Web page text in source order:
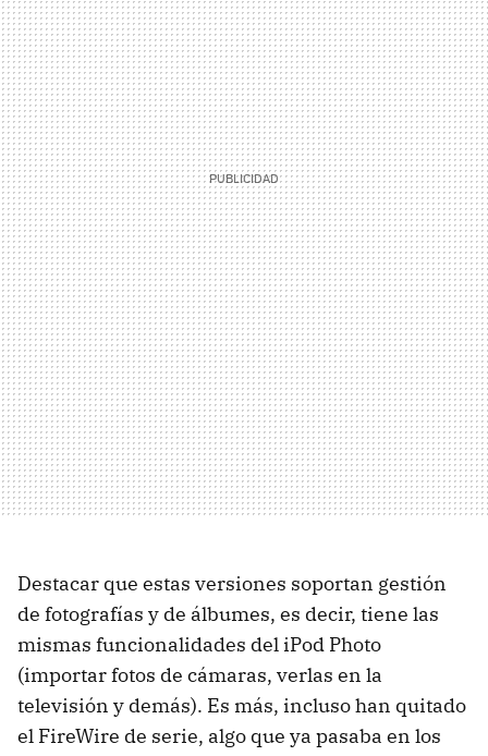
Destacar que estas versiones soportan gestión
de fotografías y de álbumes, es decir, tiene las
mismas funcionalidades del iPod Photo
(importar fotos de cámaras, verlas en la
televisión y demás). Es más, incluso han quitado
el FireWire de serie, algo que ya pasaba en los